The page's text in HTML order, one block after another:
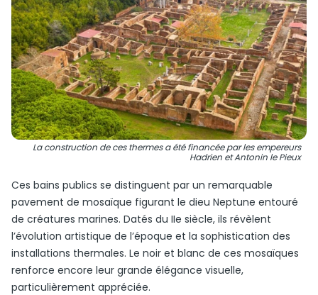
La construction de ces thermes a été financée par les empereurs
Hadrien et Antonin le Pieux
Ces bains publics se distinguent par un remarquable
pavement de mosaïque figurant le dieu Neptune entouré
de créatures marines. Datés du IIe siècle, ils révèlent
l’évolution artistique de l’époque et la sophistication des
installations thermales. Le noir et blanc de ces mosaïques
renforce encore leur grande élégance visuelle,
particulièrement appréciée.